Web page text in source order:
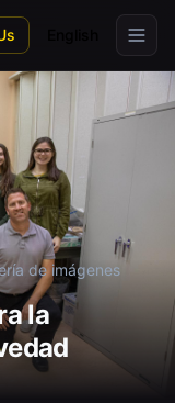
de imágenes
la